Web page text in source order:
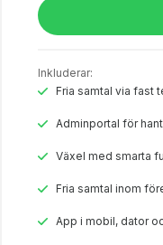
Inkluderar:
Fria samtal via fast
Adminportal för
Växel med smarta
Fria samtal inom
App i mobil, dator